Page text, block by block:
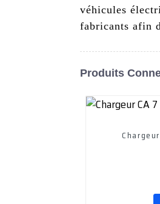
véhicules
fabricants afin
Produits